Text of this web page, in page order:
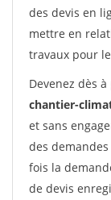
des devis en
mettre en
travaux pour
Devenez dès
chantier-
et sans
des
fois la
de devis